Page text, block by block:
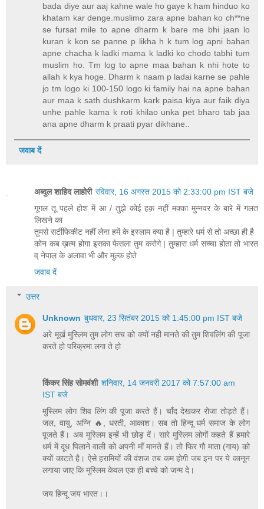
bada diye aur aaj kahne wale ho gaye k ham hinduo ko
khatam kar denge.muslimo zara apne bahan ko ch**ne
se fursat mile to apne dharm k bare me bhi jaan lo
kuran k kon se panne p likha h k tum log apni bahan
apne chacha k ladki mama k ladki ko chodo tabhi tum
muslim ho. Tm log to apne maa bahan k nhi hote to
allah k kya hoge. Dharm k naam p ladai karne se pahle
jo tm logo ki 100-150 logo ki family hai na apne bahan
aur maa k sath dushkarm kark paisa kiya aur faik diya
unhe pahle kama k roti khilao unka pet bharo tab jaa
ana apne dharm k praati pyar dikhane..
जवाब दें
अब्दुल शाहिद लाहोरी रविवार, 16 अगस्त 2015 को 2:33:00 pm IST बजे
गूगल तू पहले होश में आ / तुझे कोई हक़ नहीं मक्का मुन्नवर के बारे में गलत
लिखने का
तुमसे सर्टीफिकीट नहीं लेना हमें के इस्लाम क्या है | तुम्हारे धर्म से तो अच्छा ही है
कोन कब ख़त्म होगा इसका फेसला तुम करोगे | तुम्हारा धर्म सच्चा होता तो भारत
व् नेपाल के अलावा भी और मुल्क होते
जवाब दें
उत्तर
Unknown बुधवार, 23 सितंबर 2015 को 1:45:00 pm IST बजे
अरे मूर्ख मुस्लिम तुम लोग सच को क्यों नही मानते की तुम शिवलिंग की पूजा
करते हो परिक्रमा लगा ते हो
किंकर सिंह सोमवंशी शनिवार, 14 जनवरी 2017 को 7:57:00 am
IST बजे
मुस्लिम लोग शिव लिंग की पूजा करते हैं। चाँद देखकर रोजा तोड़ते हैं।
जल, वायु, अग्नि 🔥, धरती, आकाश। सब तो हिन्दू धर्म समाज के लोग
पूजते हैं। अब मुस्लिम इन्हें भी छोड़ दें। सारे मुस्लिम लोगों कहते हैं हमारे
धर्म में दूध पिलाने वाली को अपनी माँ मानते हैं। तो फिर गौ माता (गाय) को
क्यों काटते है। ऐसे हरामियों की वंशज तब कम होगी जब इन पर ये कानून
लगाया जाए कि मुस्लिम केवल एक ही बच्चे को जन्म दे।
जय हिन्दू जय भारत।।